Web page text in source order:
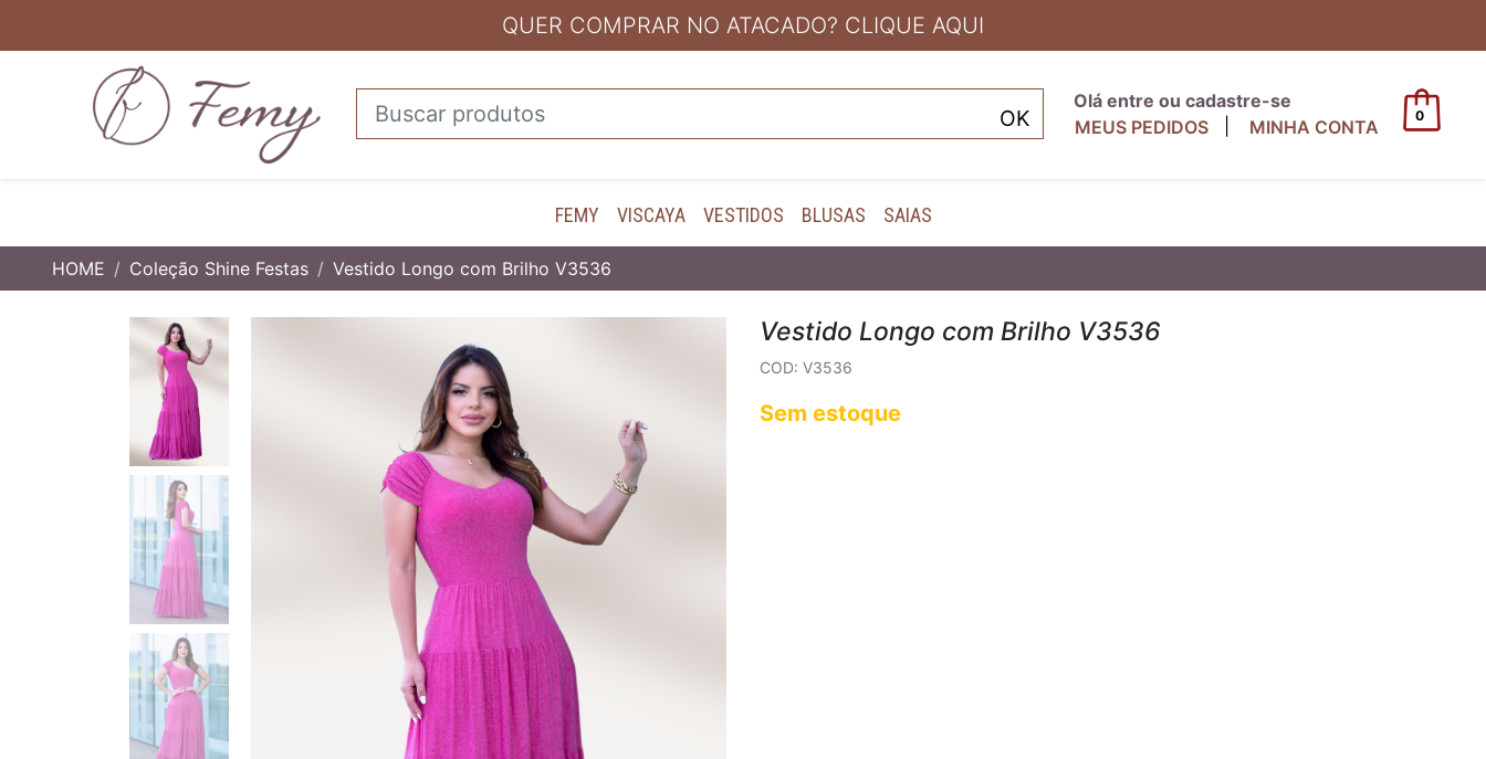
QUER COMPRAR NO ATACADO? CLIQUE AQUI
Olá entre ou cadastre-se
MEUS PEDIDOS
MINHA CONTA
0
FEMY VISCAYA VESTIDOS BLUSAS SAIAS
HOME Coleção Shine Festas Vestido Longo com Brilho V3536
Vestido Longo com Brilho V3536
COD: V3536
Sem estoque